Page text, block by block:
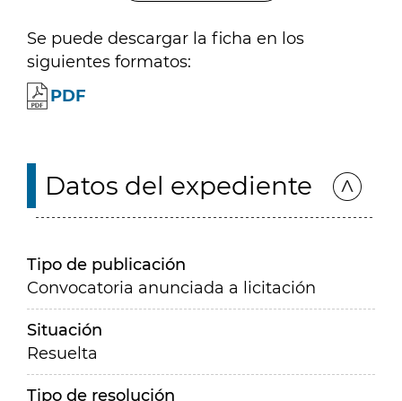
Se puede descargar la ficha en los
siguientes formatos:
PDF
Datos del expediente
Tipo de publicación
Convocatoria anunciada a licitación
Situación
Resuelta
Tipo de resolución